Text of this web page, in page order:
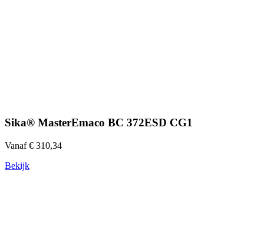
Sika® MasterEmaco BC 372ESD CG1
Vanaf € 310,34
Bekijk